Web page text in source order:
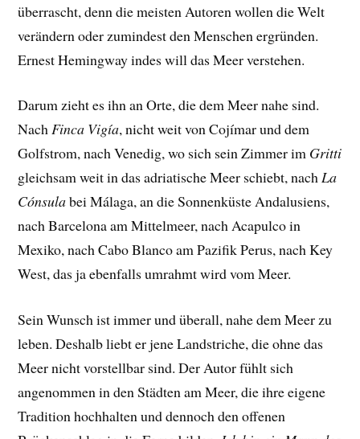
überrascht, denn die meisten Autoren wollen die Welt
verändern oder zumindest den Menschen ergründen.
Ernest Hemingway indes will das Meer verstehen.
Darum zieht es ihn an Orte, die dem Meer nahe sind.
NachFinca Vigía, nicht weit von Cojímar und dem
Golfstrom, nach Venedig, wo sich sein Zimmer im Gritti
gleichsam weit in das adriatische Meer schiebt, nachLa
Cónsulabei Málaga, an die Sonnenküste Andalusiens,
nach Barcelona am Mittelmeer, nach Acapulco in
Mexiko, nach Cabo Blanco am Pazifik Perus, nach Key
West, das ja ebenfalls umrahmt wird vom Meer.
Sein Wunsch ist immer und überall, nahe dem Meer zu
leben. Deshalb liebt er jene Landstriche, die ohne das
Meer nicht vorstellbar sind. Der Autor fühlt sich
angenommen in den Städten am Meer, die ihre eigene
Tradition hochhalten und dennoch den offenen